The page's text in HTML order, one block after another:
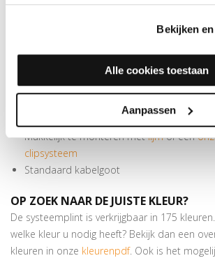
Bekijken
Alle cookies toestaan
Aanpassen
zagen is hierbij niet nodig. De MDF folieplint
RECHTE FOLIEPLINT
PEFC/FSC certificatie: FSC Mix 70%
Beschermt de muren tegen
Makkelijk te monteren metlijmof een
clipsysteem
Standaard kabelgoot
OP ZOEK NAAR DE JUISTE KLEUR?
De systeemplint is verkrijgbaar in 175
welke kleur u nodig heeft? Bekijk dan een
kleuren in onze kleurenpdf. Ook is het